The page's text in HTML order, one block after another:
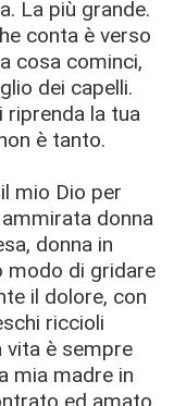
La più grande.
conta è verso
cosa cominci,
dei capelli.
riprenda la tua
è tanto.
mio Dio per
donna
donna in
modo di gridare
il dolore, con
riccioli
vita è sempre
mia madre in
ed amato,